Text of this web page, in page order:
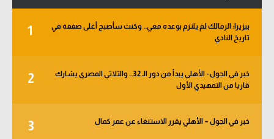
1
بيزيرا: الزمالك لم يلتزم بوعده معي.. وكنت سأصبح أغلى صفقة في
تاريخ النادي
2
خبر في الجول - الأهلي يبدأ من دور الـ 32.. والثلاثي المصري يشارك
قاريا من التمهيدي الأول
3 خبر في الجول – الأهلي يقرر الاستنغاء عن عمر كمال